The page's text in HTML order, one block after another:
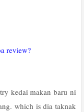
review?
kedai makan baru ni
which is dia taknak